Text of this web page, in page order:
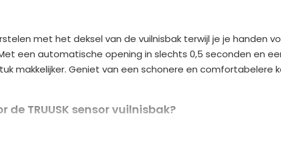
r
n
a
met het deksel van de vuilnisbak terwijl je je handen
een automatische opening in slechts 0,5 seconden en
makkelijker. Geniet van een schonere en comfortabelere
de TRUUSK sensor vuilnisbak?